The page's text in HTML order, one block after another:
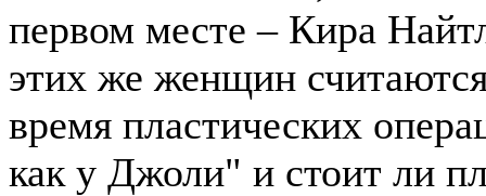
первом месте – Кира
этих же женщин
время пластических
как у Джоли" и стоит ли